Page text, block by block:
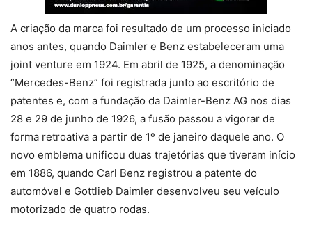
A criação da marca foi resultado de um processo iniciado
anos antes, quando Daimler e Benz estabeleceram uma
joint venture em 1924. Em abril de 1925, a denominação
“Mercedes-Benz” foi registrada junto ao escritório de
patentes e, com a fundação da Daimler-Benz AG nos dias
28 e 29 de junho de 1926, a fusão passou a vigorar de
forma retroativa a partir de 1º de janeiro daquele ano. O
novo emblema unificou duas trajetórias que tiveram início
em 1886, quando Carl Benz registrou a patente do
automóvel e Gottlieb Daimler desenvolveu seu veículo
motorizado de quatro rodas.